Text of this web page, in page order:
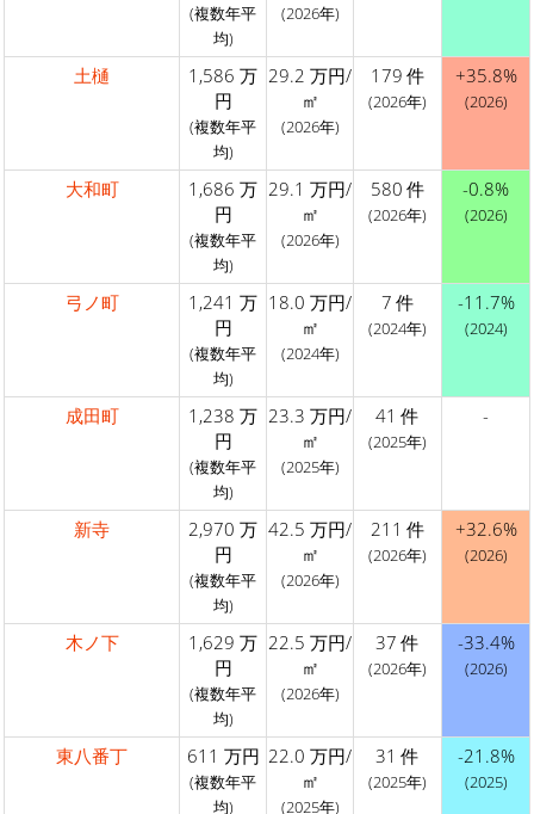
(複数年平
均)
(2026年)
土樋
1,586 万
円
(複数年平
均)
29.2 万円/
㎡
(2026年)
179 件
(2026年)
+35.8%
(2026)
大和町
1,686 万
円
(複数年平
均)
29.1 万円/
㎡
(2026年)
580 件
(2026年)
-0.8%
(2026)
弓ノ町
1,241 万
円
(複数年平
均)
18.0 万円/
㎡
(2024年)
7 件
(2024年)
-11.7%
(2024)
成田町
1,238 万
円
(複数年平
均)
23.3 万円/
㎡
(2025年)
41 件
(2025年)
-
新寺
2,970 万
円
(複数年平
均)
42.5 万円/
㎡
(2026年)
211 件
(2026年)
+32.6%
(2026)
木ノ下
1,629 万
円
(複数年平
均)
22.5 万円/
㎡
(2026年)
37 件
(2026年)
-33.4%
(2026)
東八番丁 611 万円
(複数年平
均)
22.0 万円/
㎡
(2025年)
31 件
(2025年)
-21.8%
(2025)